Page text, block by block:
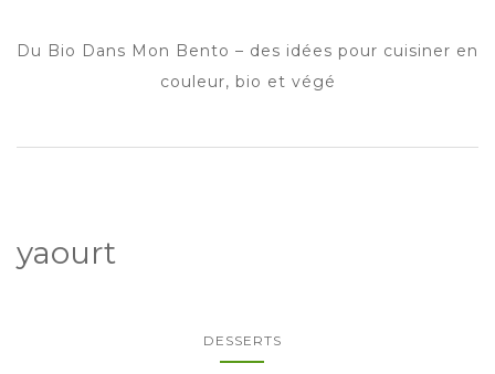
Du Bio Dans Mon Bento – des idées pour cuisiner en
couleur, bio et végé
yaourt
DESSERTS